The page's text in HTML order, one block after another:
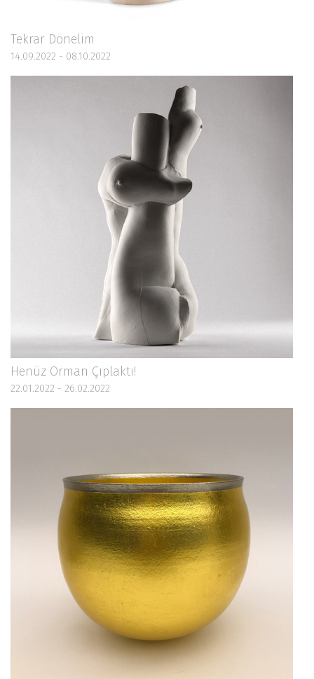
Tekrar Dönelim
14.09.2022 - 08.10.2022
Henüz Orman Çıplaktı!
22.01.2022 - 26.02.2022